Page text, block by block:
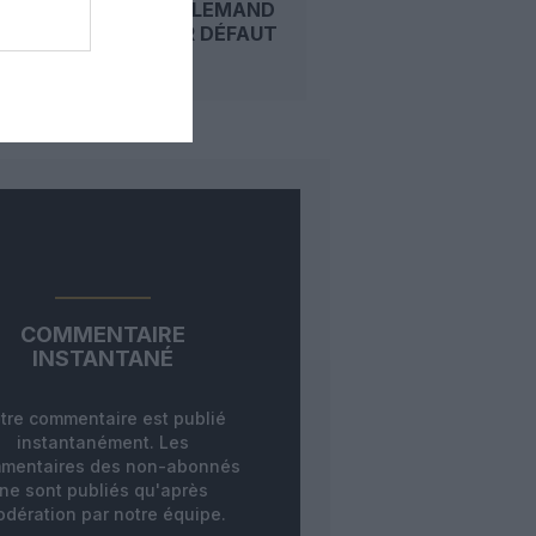
L’ÉTAT ALLEMAND
VISÉ POUR DÉFAUT
COMMENTAIRE
INSTANTANÉ
commentaire est publié
instantanément. Les
des non-abonnés
ne sont publiés qu'après
par notre équipe.